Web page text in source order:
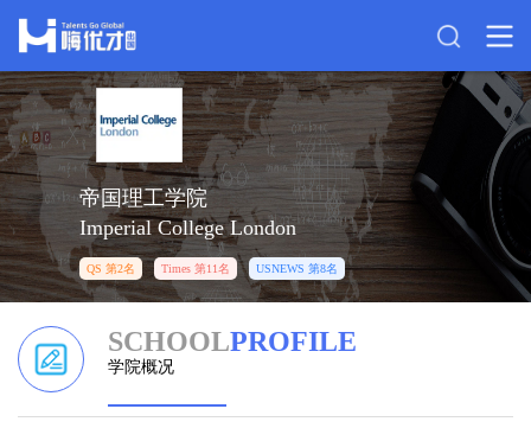
帝国理工学院
Imperial College London
QS 第2名 Times 第11名 USNEWS 第8名
SCHOOLPROFILE
学院概况